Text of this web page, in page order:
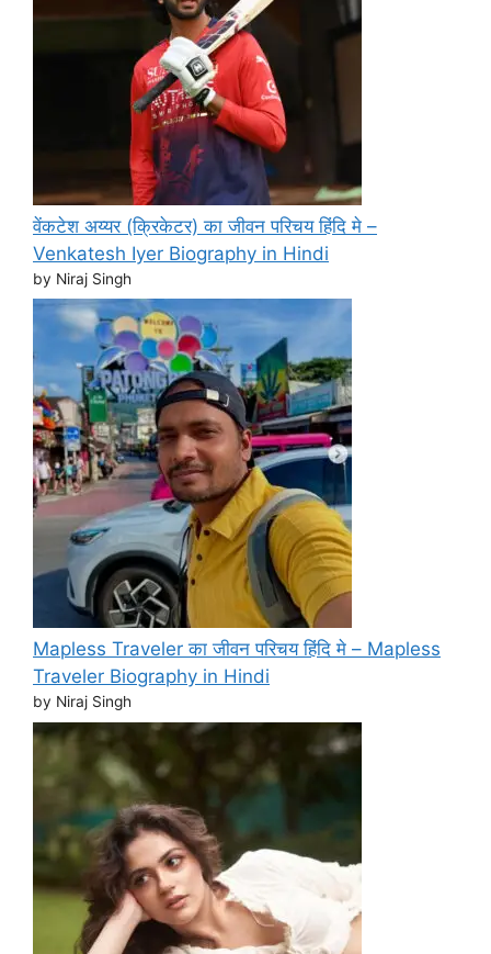
वेंकटेश अय्यर (क्रिकेटर) का जीवन परिचय हिंदि मे –
Venkatesh Iyer Biography in Hindi
by Niraj Singh
Mapless Traveler का जीवन परिचय हिंदि मे – Mapless
Traveler Biography in Hindi
by Niraj Singh